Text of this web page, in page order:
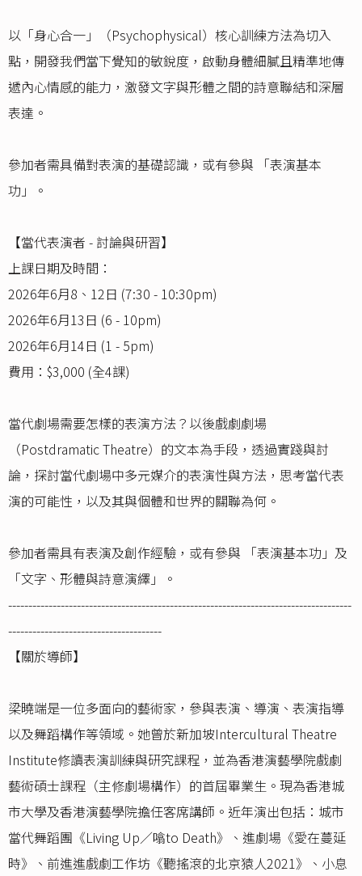
以「身心合一」（Psychophysical）核心訓練方法為切入
點，開發我們當下覺知的敏銳度，啟動身體細膩且精準地傳
遞內心情感的能力，激發文字與形體之間的詩意聯結和深層
表達。
參加者需具備對表演的基礎認識，或有參與 「表演基本
功」。
【當代表演者 - 討論與研習】
上課日期及時間：
2026年6月8、12日 (7:30 - 10:30pm)
2026年6月13日 (6 - 10pm)
2026年6月14日 (1 - 5pm)
費用：$3,000 (全4課)
當代劇場需要怎樣的表演方法？以後戲劇劇場
（Postdramatic Theatre）的文本為手段，透過實踐與討
論，探討當代劇場中多元媒介的表演性與方法，思考當代表
演的可能性，以及其與個體和世界的𨶹聯為何。
參加者需具有表演及創作經驗，或有參與 「表演基本功」及
「文字、形體與詩意演繹」。
-------------------------------------------------------------------------------------
--------------------------------------
【關於導師】
梁曉端是一位多面向的藝術家，參與表演、導演、表演指導
以及舞蹈構作等領域。她曾於新加坡Intercultural Theatre
Institute修讀表演訓練與研究課程，並為香港演藝學院戲劇
藝術碩士課程（主修劇場構作）的首屆畢業生。現為香港城
市大學及香港演藝學院擔任客席講師。近年演出包括：城市
當代舞蹈團《Living Up／噏to Death》、進劇場《愛在蔓延
時》、前進進戲劇工作坊《聽搖滾的北京猿人2021》、小息